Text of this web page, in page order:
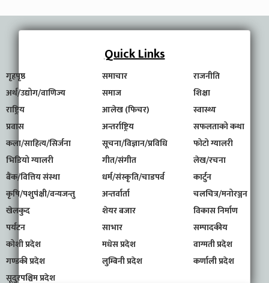
Quick Links
गृहपृष्ठ समाचार
राजनीति
अर्थ/उद्योग/वाणिज्य
समाज
शिक्षा
राष्ट्रिय
आलेख (फिचर)
स्वास्थ्य
प्रवास
अन्तर्राष्ट्रिय
सफलताको कथा
कला/साहित्य/सिर्जना
सूचना/विज्ञान/प्रविधि
फोटो ग्यालरी
भिडियो ग्यालरी
गीत/संगीत
लेख/रचना
बैंक/वित्तिय संस्था
धर्म/संस्कृति/चाडपर्व
कार्टुन
कृषि/पशुपंक्षी/वन्यजन्तु
अन्तर्वार्ता
चलचित्र/मनोरञ्जन
खेलकुद
शेयर बजार
विकास निर्माण
पर्यटन
साभार
सम्पादकीय
कोशी प्रदेश
मधेस प्रदेश
वाग्मती प्रदेश
गण्डकी प्रदेश
लुम्बिनी प्रदेश
कर्णाली प्रदेश
सूदुरपश्चिम प्रदेश